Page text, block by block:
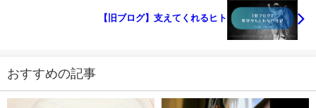
【旧ブログ】支えてくれるヒト
おすすめの記事